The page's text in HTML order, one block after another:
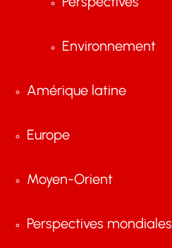
Environnement
Amérique latine
Europe
Moyen-Orient
Perspectives mondiales